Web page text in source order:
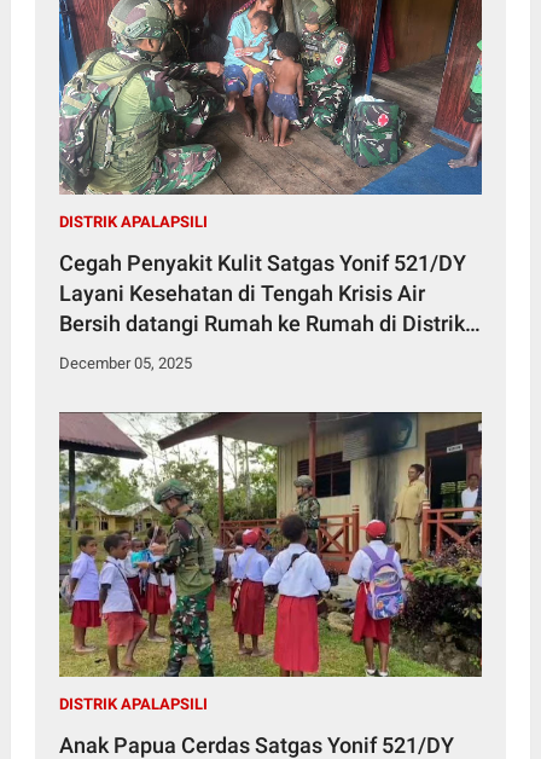
DISTRIK APALAPSILI
Cegah Penyakit Kulit Satgas Yonif 521/DY
Layani Kesehatan di Tengah Krisis Air
Bersih datangi Rumah ke Rumah di Distrik
Apalapsili
December 05, 2025
DISTRIK APALAPSILI
Anak Papua Cerdas Satgas Yonif 521/DY